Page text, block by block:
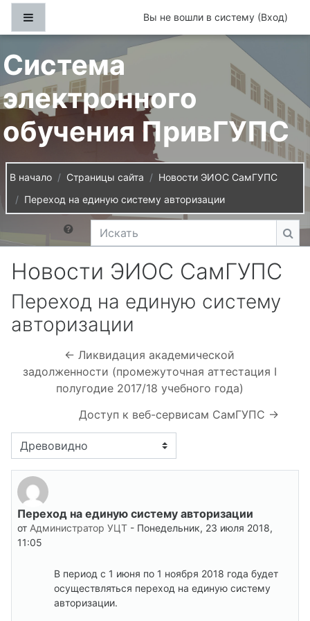
Перейти к основному содержанию
Вы не вошли в систему (Вход)
Система
электронного
обучения ПривГУПС
В начало Страницы сайта
Новости ЭИОС СамГУПС
Переход на единую систему авторизации
Искать
Новости ЭИОС СамГУПС
Переход на единую систему
авторизации
← Ликвидация академической
задолженности (промежуточная аттестация I
полугодие 2017/18 учебного года)
Доступ к веб-сервисам СамГУПС →
Режим отображения
Переход на единую систему авторизации
от Администратор УЦТ - Понедельник, 23 июля 2018,
11:05
Количество ответов: 0
В период с 1 июня по 1 ноября 2018 года будет
осуществляться переход на единую систему
авторизации.